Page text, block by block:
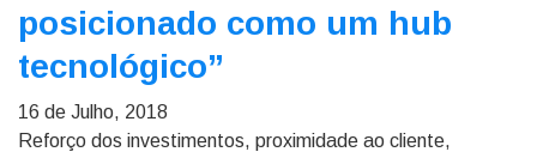
posicionado como um hub
tecnológico”
16 de Julho, 2018
Reforço dos investimentos, proximidade ao cliente,